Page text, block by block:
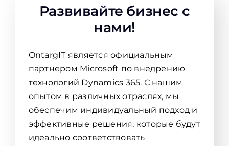
Развивайте бизнес с
нами!
OntargIT является официальным
партнером Microsoft по внедрению
технологий Dynamics 365. С нашим
опытом в различных отраслях, мы
обеспечим индивидуальный подход и
эффективные решения, которые будут
идеально соответствовать